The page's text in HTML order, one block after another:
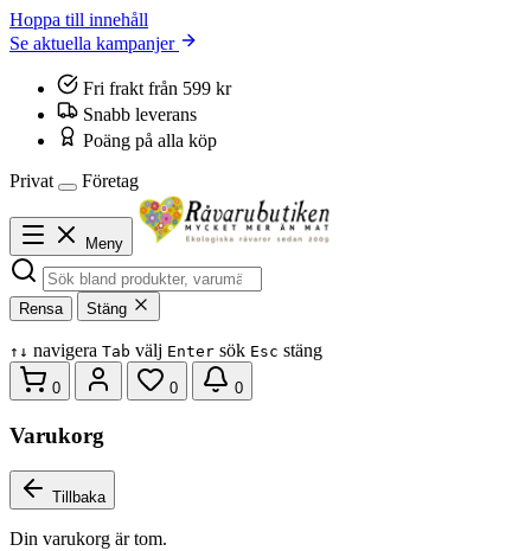
Hoppa till innehåll
Se aktuella kampanjer
Fri frakt från 599 kr
Snabb leverans
Poäng på alla köp
Privat
Företag
Meny
Rensa Stäng
↑ ↓ navigera Tab välj Enter sök Esc stäng
0 0 0
Varukorg
Tillbaka
Din varukorg är tom.